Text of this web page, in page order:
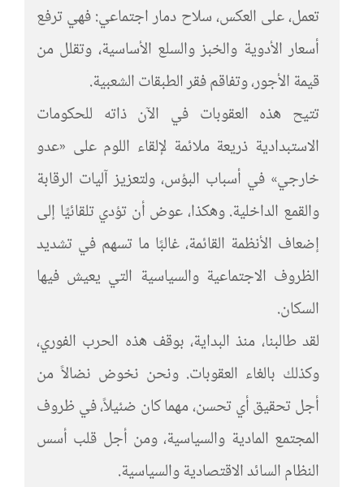
تعمل، على العكس، سلاح دمار اجتماعي: فهي ترفع
أسعار الأدوية والخبز والسلع الأساسية، وتقلل من
قيمة الأجور، وتفاقم فقر الطبقات الشعبية.
تتيح هذه العقوبات في الآن ذاته للحكومات
الاستبدادية ذريعة ملائمة لإلقاء اللوم على «عدو
خارجي» في أسباب البؤس، ولتعزيز آليات الرقابة
والقمع الداخلية. وهكذا، عوض أن تؤدي تلقائيًا إلى
إضعاف الأنظمة القائمة، غالبًا ما تسهم في تشديد
الظروف الاجتماعية والسياسية التي يعيش فيها
السكان.
لقد طالبنا، منذ البداية، بوقف هذه الحرب الفوري،
وكذلك بالغاء العقوبات. ونحن نخوض نضالاً من
أجل تحقيق أي تحسن، مهما كان ضئيلاً، في ظروف
المجتمع المادية والسياسية، ومن أجل قلب أسس
النظام السائد الاقتصادية والسياسية.